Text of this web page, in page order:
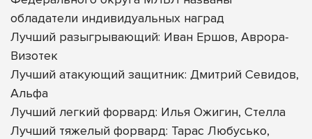
обладатели индивидуальных наград
Лучший разыгрывающий: Иван Ершов, Аврора-
Визотек
Лучший атакующий защитник: Дмитрий Севидов,
Альфа
Лучший легкий форвард: Илья Ожигин, Стелла
Лучший тяжелый форвард: Тарас Любусько,